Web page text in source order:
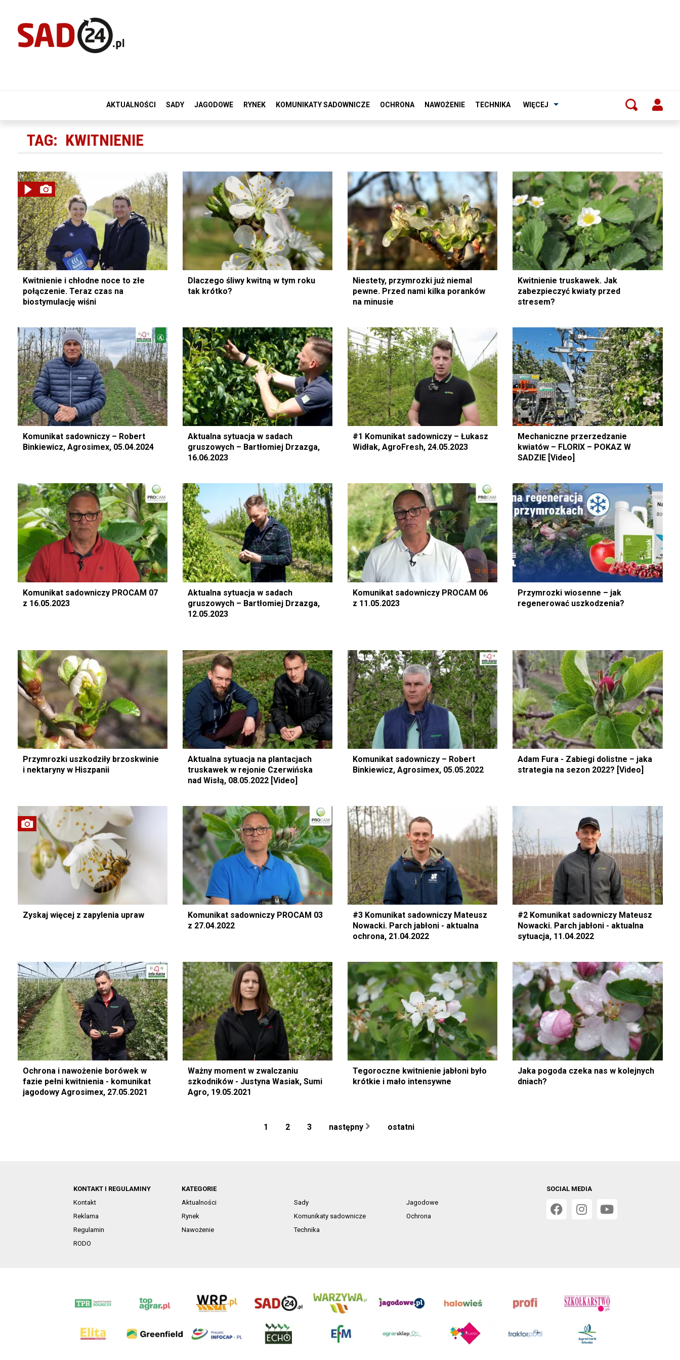
AKTUALNOŚCI SADY JAGODOWE RYNEK KOMUNIKATY SADOWNICZE OCHRONA NAWOŻENIE TECHNIKA WIĘCEJ
TAG: KWITNIENIE
Kwitnienie i chłodne noce to złe
połączenie. Teraz czas na
biostymulację wiśni
Dlaczego śliwy kwitną w tym roku
tak krótko?
Niestety, przymrozki już niemal
pewne. Przed nami kilka poranków
na minusie
Kwitnienie truskawek. Jak
zabezpieczyć kwiaty przed
stresem?
Komunikat sadowniczy – Robert
Binkiewicz, Agrosimex, 05.04.2024
Aktualna sytuacja w sadach
gruszowych – Bartłomiej Drzazga,
16.06.2023
#1 Komunikat sadowniczy – Łukasz
Widłak, AgroFresh, 24.05.2023
Mechaniczne przerzedzanie
kwiatów – FLORIX – POKAZ W
SADZIE [Video]
Komunikat sadowniczy PROCAM 07
z 16.05.2023
Aktualna sytuacja w sadach
gruszowych – Bartłomiej Drzazga,
12.05.2023
Komunikat sadowniczy PROCAM 06
z 11.05.2023
Przymrozki wiosenne – jak
regenerować uszkodzenia?
Przymrozki uszkodziły brzoskwinie
i nektaryny w Hiszpanii
Aktualna sytuacja na plantacjach
truskawek w rejonie Czerwińska
nad Wisłą, 08.05.2022 [Video]
Komunikat sadowniczy – Robert
Binkiewicz, Agrosimex, 05.05.2022
Adam Fura - Zabiegi dolistne – jaka
strategia na sezon 2022? [Video]
Zyskaj więcej z zapylenia upraw
Komunikat sadowniczy PROCAM 03
z 27.04.2022
#3 Komunikat sadowniczy Mateusz
Nowacki. Parch jabłoni - aktualna
ochrona, 21.04.2022
#2 Komunikat sadowniczy Mateusz
Nowacki. Parch jabłoni - aktualna
sytuacja, 11.04.2022
Ochrona i nawożenie borówek w
fazie pełni kwitnienia - komunikat
jagodowy Agrosimex, 27.05.2021
Ważny moment w zwalczaniu
szkodników - Justyna Wasiak, Sumi
Agro, 19.05.2021
Tegoroczne kwitnienie jabłoni było
krótkie i mało intensywne
Jaka pogoda czeka nas w kolejnych
dniach?
1 2 3 następny ostatni
KONTAKT I REGULAMINY
Kontakt
Reklama
Regulamin
RODO
KATEGORIE
Aktualności
Sady
Jagodowe
Rynek
Komunikaty sadownicze
Ochrona
Nawożenie
Technika
SOCIAL MEDIA